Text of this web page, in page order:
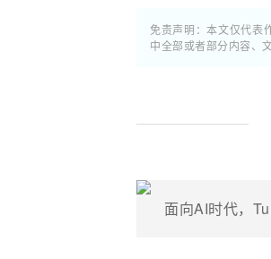
免责声明：本文仅代表
中全部或者部分内容、
面向AI时代，